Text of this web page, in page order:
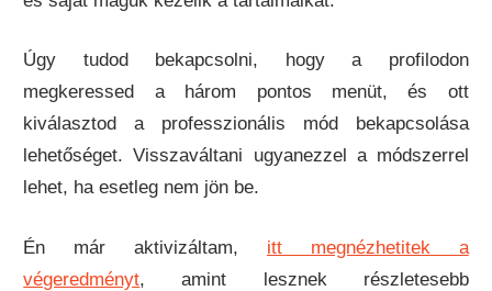
Úgy tudod bekapcsolni, hogy a profilodon
megkeressed a három pontos menüt, és ott
kiválasztod a professzionális mód bekapcsolása
lehetőséget. Visszaváltani ugyanezzel a módszerrel
lehet, ha esetleg nem jön be.
Én már aktivizáltam, itt megnézhetitek a
végeredményt, amint lesznek részletesebb